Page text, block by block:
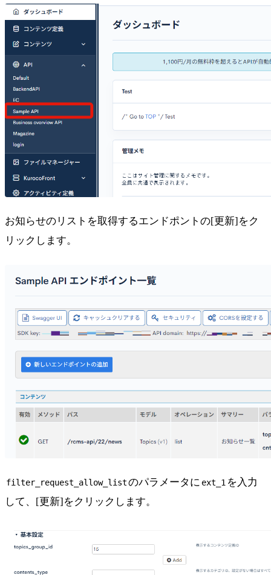
お知らせのリストを取得するエンドポントの[更新]をク
リックします。
filter_request_allow_listのパラメータに ext_1 を入力
して、[更新]をクリックします。